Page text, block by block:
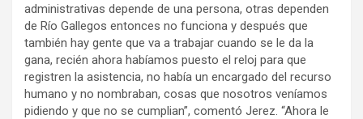
administrativas depende de una persona, otras dependen
de Río Gallegos entonces no funciona y después que
también hay gente que va a trabajar cuando se le da la
gana, recién ahora habíamos puesto el reloj para que
registren la asistencia, no había un encargado del recurso
humano y no nombraban, cosas que nosotros veníamos
pidiendo y que no se cumplian”, comentó Jerez. “Ahora le